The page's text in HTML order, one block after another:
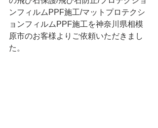
ンフィルムPPF施工/マットプロテクシ
ョンフィルムPPF施工を神奈川県相模
原市のお客様よりご依頼いただきまし
た。